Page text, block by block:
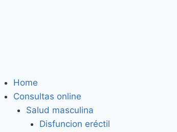
Home
Consultas online
Salud masculina
Disfuncion eréctil